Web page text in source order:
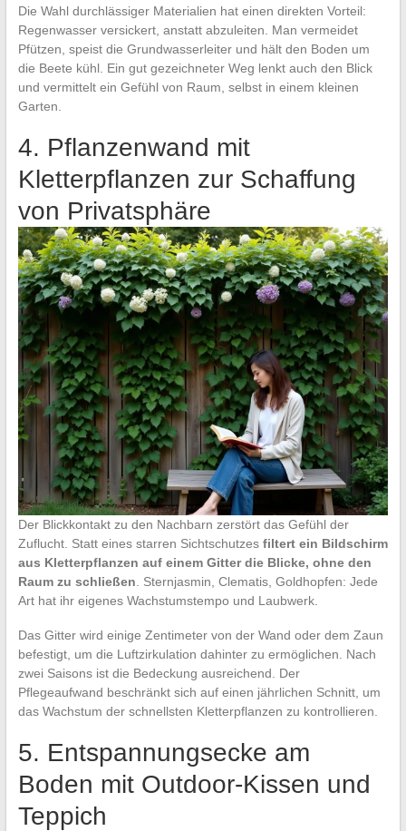
Die Wahl durchlässiger Materialien hat einen direkten Vorteil:
Regenwasser versickert, anstatt abzuleiten. Man vermeidet
Pfützen, speist die Grundwasserleiter und hält den Boden um
die Beete kühl. Ein gut gezeichneter Weg lenkt auch den Blick
und vermittelt ein Gefühl von Raum, selbst in einem kleinen
Garten.
4. Pflanzenwand mit
Kletterpflanzen zur Schaffung
von Privatsphäre
Der Blickkontakt zu den Nachbarn zerstört das Gefühl der
Zuflucht. Statt eines starren Sichtschutzes filtert ein Bildschirm
aus Kletterpflanzen auf einem Gitter die Blicke, ohne den
Raum zu schließen . Sternjasmin, Clematis, Goldhopfen: Jede
Art hat ihr eigenes Wachstumstempo und Laubwerk.
Das Gitter wird einige Zentimeter von der Wand oder dem Zaun
befestigt, um die Luftzirkulation dahinter zu ermöglichen. Nach
zwei Saisons ist die Bedeckung ausreichend. Der
Pflegeaufwand beschränkt sich auf einen jährlichen Schnitt, um
das Wachstum der schnellsten Kletterpflanzen zu kontrollieren.
5. Entspannungsecke am
Boden mit Outdoor-Kissen und
Teppich